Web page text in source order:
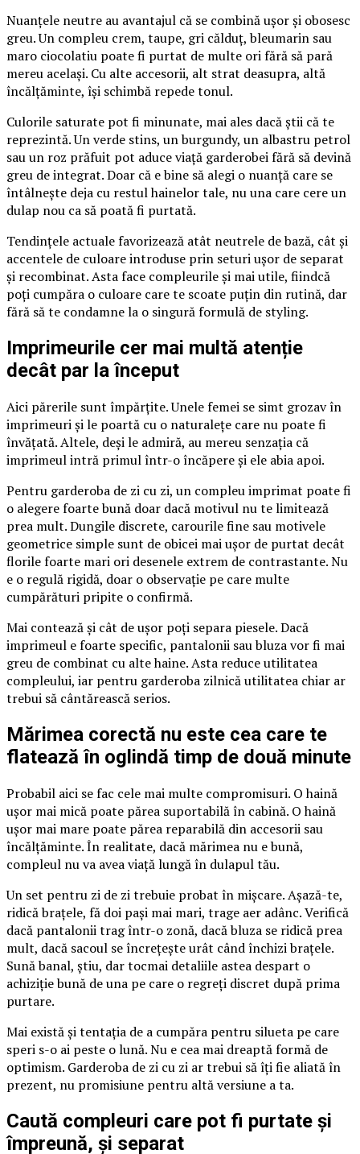
Nuanțele neutre au avantajul că se combină ușor și obosesc
greu. Un compleu crem, taupe, gri călduț, bleumarin sau
maro ciocolatiu poate fi purtat de multe ori fără să pară
mereu același. Cu alte accesorii, alt strat deasupra, altă
încălțăminte, își schimbă repede tonul.
Culorile saturate pot fi minunate, mai ales dacă știi că te
reprezintă. Un verde stins, un burgundy, un albastru petrol
sau un roz prăfuit pot aduce viață garderobei fără să devină
greu de integrat. Doar că e bine să alegi o nuanță care se
întâlnește deja cu restul hainelor tale, nu una care cere un
dulap nou ca să poată fi purtată.
Tendințele actuale favorizează atât neutrele de bază, cât și
accentele de culoare introduse prin seturi ușor de separat
și recombinat. Asta face compleurile și mai utile, fiindcă
poți cumpăra o culoare care te scoate puțin din rutină, dar
fără să te condamne la o singură formulă de styling.
Imprimeurile cer mai multă atenție
decât par la început
Aici părerile sunt împărțite. Unele femei se simt grozav în
imprimeuri și le poartă cu o naturalețe care nu poate fi
învățată. Altele, deși le admiră, au mereu senzația că
imprimeul intră primul într-o încăpere și ele abia apoi.
Pentru garderoba de zi cu zi, un compleu imprimat poate fi
o alegere foarte bună doar dacă motivul nu te limitează
prea mult. Dungile discrete, carourile fine sau motivele
geometrice simple sunt de obicei mai ușor de purtat decât
florile foarte mari ori desenele extrem de contrastante. Nu
e o regulă rigidă, doar o observație pe care multe
cumpărături pripite o confirmă.
Mai contează și cât de ușor poți separa piesele. Dacă
imprimeul e foarte specific, pantalonii sau bluza vor fi mai
greu de combinat cu alte haine. Asta reduce utilitatea
compleului, iar pentru garderoba zilnică utilitatea chiar ar
trebui să cântărească serios.
Mărimea corectă nu este cea care te
flatează în oglindă timp de două minute
Probabil aici se fac cele mai multe compromisuri. O haină
ușor mai mică poate părea suportabilă în cabină. O haină
ușor mai mare poate părea reparabilă din accesorii sau
încălțăminte. În realitate, dacă mărimea nu e bună,
compleul nu va avea viață lungă în dulapul tău.
Un set pentru zi de zi trebuie probat în mișcare. Așază-te,
ridică brațele, fă doi pași mai mari, trage aer adânc. Verifică
dacă pantalonii trag într-o zonă, dacă bluza se ridică prea
mult, dacă sacoul se încrețește urât când închizi brațele.
Sună banal, știu, dar tocmai detaliile astea despart o
achiziție bună de una pe care o regreți discret după prima
purtare.
Mai există și tentația de a cumpăra pentru silueta pe care
speri s-o ai peste o lună. Nu e cea mai dreaptă formă de
optimism. Garderoba de zi cu zi ar trebui să îți fie aliată în
prezent, nu promisiune pentru altă versiune a ta.
Caută compleuri care pot fi purtate și
împreună, și separat